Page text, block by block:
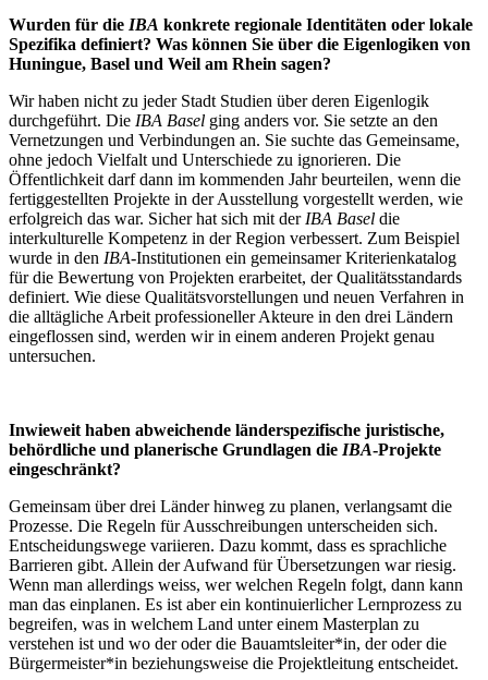
Wurden für die IBA konkrete regionale Identitäten oder lokale
Spezifika definiert? Was können Sie über die Eigenlogiken von
Huningue, Basel und Weil am Rhein sagen?
Wir haben nicht zu jeder Stadt Studien über deren Eigenlogik
durchgeführt. Die IBA Basel ging anders vor. Sie setzte an den
Vernetzungen und Verbindungen an. Sie suchte das Gemeinsame,
ohne jedoch Vielfalt und Unterschiede zu ignorieren. Die
Öffentlichkeit darf dann im kommenden Jahr beurteilen, wenn die
fertiggestellten Projekte in der Ausstellung vorgestellt werden, wie
erfolgreich das war. Sicher hat sich mit der IBA Basel die
interkulturelle Kompetenz in der Region verbessert. Zum Beispiel
wurde in den IBA-Institutionen ein gemeinsamer Kriterienkatalog
für die Bewertung von Projekten erarbeitet, der Qualitätsstandards
definiert. Wie diese Qualitätsvorstellungen und neuen Verfahren in
die alltägliche Arbeit professioneller Akteure in den drei Ländern
eingeflossen sind, werden wir in einem anderen Projekt genau
untersuchen.
Inwieweit haben abweichende länderspezifische juristische,
behördliche und planerische Grundlagen die IBA-Projekte
eingeschränkt?
Gemeinsam über drei Länder hinweg zu planen, verlangsamt die
Prozesse. Die Regeln für Ausschreibungen unterscheiden sich.
Entscheidungswege variieren. Dazu kommt, dass es sprachliche
Barrieren gibt. Allein der Aufwand für Übersetzungen war riesig.
Wenn man allerdings weiss, wer welchen Regeln folgt, dann kann
man das einplanen. Es ist aber ein kontinuierlicher Lernprozess zu
begreifen, was in welchem Land unter einem Masterplan zu
verstehen ist und wo der oder die Bauamtsleiter*in, der oder die
Bürgermeister*in beziehungsweise die Projektleitung entscheidet.